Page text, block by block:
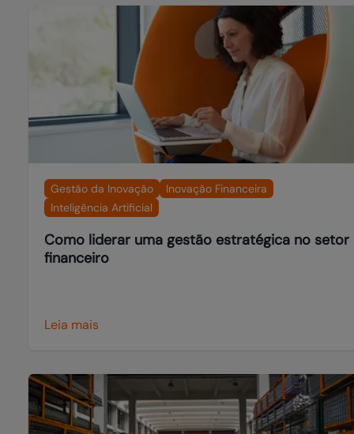
Gestão da Inovação
Inovação Financeira
Inteligência Artificial
Como liderar uma gestão estratégica no setor
financeiro
Leia mais